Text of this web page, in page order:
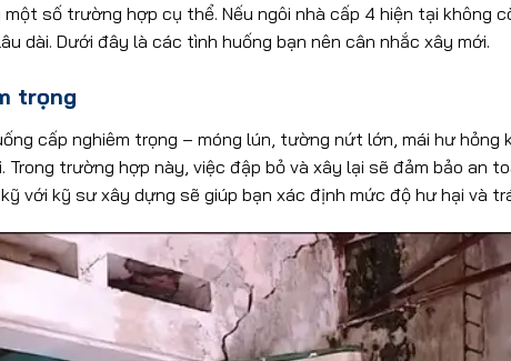
số trường hợp cụ thể. Nếu ngôi nhà cấp 4 hiện tại không
dài. Dưới đây là các tình huống bạn nên cân nhắc xây mới.
trọng
cấp nghiêm trọng – móng lún, tường nứt lớn, mái hư
trường hợp này, việc đập bỏ và xây lại sẽ đảm bảo an
với kỹ sư xây dựng sẽ giúp bạn xác định mức độ hư hại và